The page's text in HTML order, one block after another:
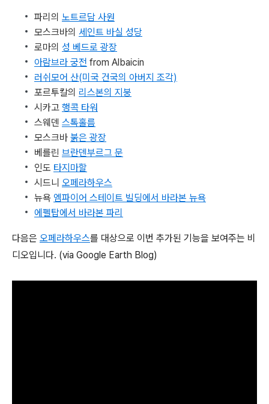
파리의 노트르담 사원
모스크바의 세인트 바실 성당
로마의 성 베드로 광장
아람브라 궁전 from Albaicin
러쉬모어 산(미국 건국의 아버지 조각)
포르투칼의 리스본의 지붕
시카고 행콕 타워
스웨덴 스톡홀름
모스크바 붉은 광장
베를린 브란덴부르그 문
인도 타지마할
시드니 오페라하우스
뉴욕 엠파이어 스테이트 빌딩에서 바라본 뉴욕
에펠탑에서 바라본 파리
다음은 오페라하우스를 대상으로 이번 추가된 기능을 보여주는 비
디오입니다. (via Google Earth Blog)